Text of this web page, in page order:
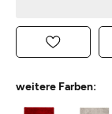
weitere Farben: